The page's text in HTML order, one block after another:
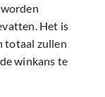
Het is
totaal zullen
winkans te